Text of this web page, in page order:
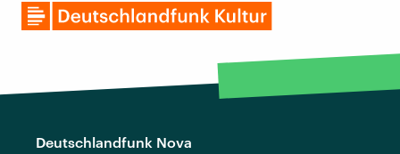
Deutschlandfunk Nova